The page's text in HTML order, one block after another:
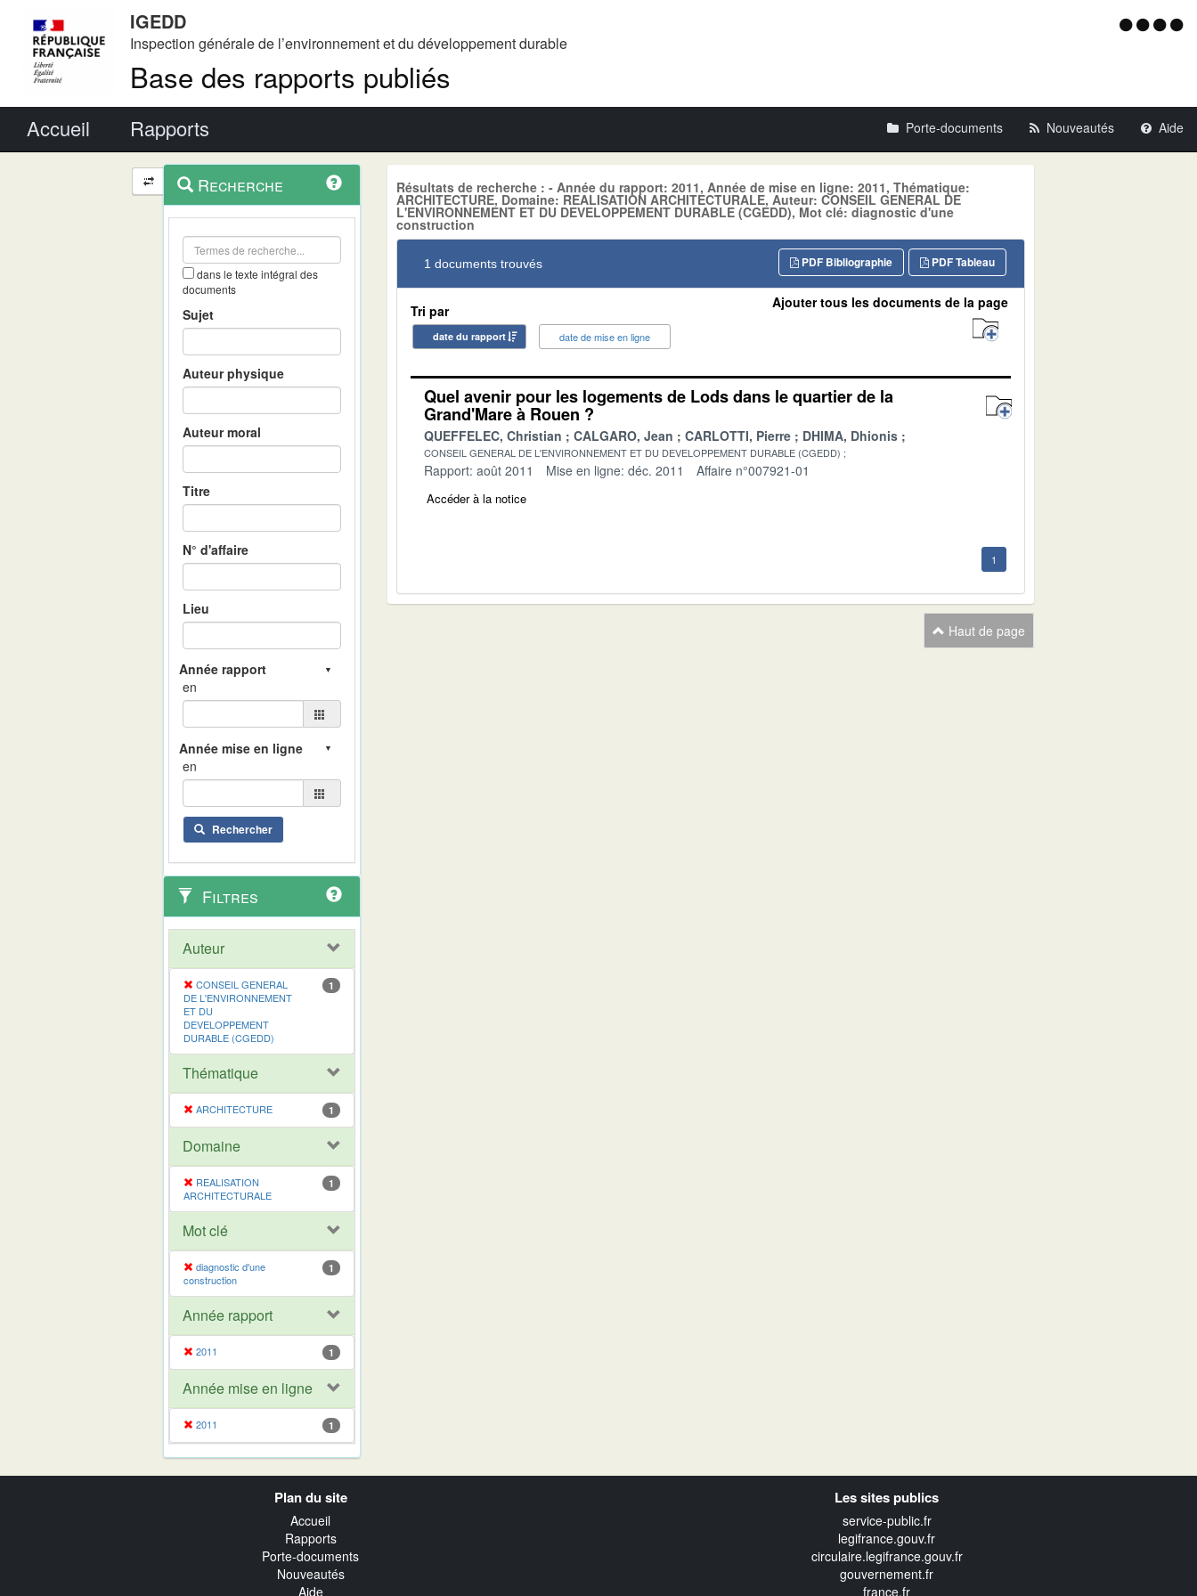
IGEDD
Inspection générale de l’environnement et du développement durable
Base des rapports publiés
Menu
Accueil Rapports Porte-documents Nouveautés Aide
Navigation
et
outils
contextuel
Recherche
dans le texte intégral des
documents
Sujet
Auteur physique
Auteur moral
Titre
N° d'affaire
Lieu
en
en
Rechercher
Filtres
Auteur
CONSEIL GENERAL
DE L'ENVIRONNEMENT
ET DU
DEVELOPPEMENT
DURABLE (CGEDD)
1
Thématique
ARCHITECTURE 1
Domaine
REALISATION
ARCHITECTURALE
1
Mot clé
diagnostic d'une
construction
1
Année rapport
2011 1
Année mise en ligne
2011 1
Résultats de recherche : - Année du rapport: 2011, Année de mise en ligne: 2011, Thématique:
ARCHITECTURE, Domaine: REALISATION ARCHITECTURALE, Auteur: CONSEIL GENERAL DE
L'ENVIRONNEMENT ET DU DEVELOPPEMENT DURABLE (CGEDD), Mot clé: diagnostic d'une
construction
1 documents trouvés PDF Tableau
PDF Bibliographie
Tri par
date du rapport date de mise en ligne
Ajouter tous les documents de la page
Quel avenir pour les logements de Lods dans le quartier de la
Grand'Mare à Rouen ?
QUEFFELEC, Christian CALGARO, Jean CARLOTTI, Pierre DHIMA, Dhionis
CONSEIL GENERAL DE L'ENVIRONNEMENT ET DU DEVELOPPEMENT DURABLE (CGEDD)
Rapport: août 2011 Mise en ligne: déc. 2011 Affaire n°007921-01
Accéder à la notice
1
Haut de page
Plan du site
Accueil
Rapports
Porte-documents
Nouveautés
Aide
Les sites publics
service-public.fr
legifrance.gouv.fr
circulaire.legifrance.gouv.fr
gouvernement.fr
france.fr